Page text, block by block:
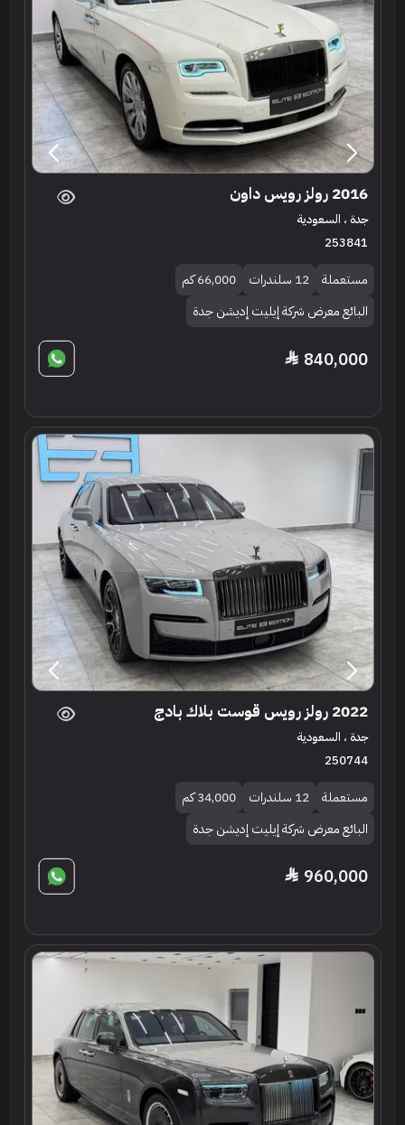
2016 رولز رويس داون
جدة ، السعودية
253841
مستعملة 12 سلندرات
66,000 كم
البائع معرض شركة إيليت إديشن جدة
840,000
2022 رولز رويس قوست بلاك بادج
جدة ، السعودية
250744
مستعملة 12 سلندرات
34,000 كم
البائع معرض شركة إيليت إديشن جدة
960,000